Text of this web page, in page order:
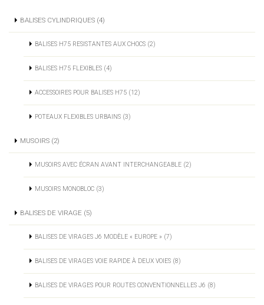
BALISES CYLINDRIQUES (4)
BALISES H75 RESISTANTES AUX CHOCS (2)
BALISES H75 FLEXIBLES (4)
ACCESSOIRES POUR BALISES H75 (12)
POTEAUX FLEXIBLES URBAINS (3)
MUSOIRS (2)
MUSOIRS AVEC ÉCRAN AVANT INTERCHANGEABLE (2)
MUSOIRS MONOBLOC (3)
BALISES DE VIRAGE (5)
BALISES DE VIRAGES J6 MODÈLE « EUROPE » (7)
BALISES DE VIRAGES VOIE RAPIDE À DEUX VOIES (8)
BALISES DE VIRAGES POUR ROUTES CONVENTIONNELLES J6 (8)